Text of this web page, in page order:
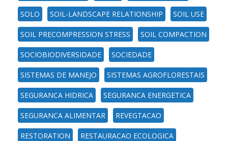
SOLO SOIL-LANDSCAPE RELATIONSHIP SOIL USE
SOIL PRECOMPRESSION STRESS SOIL COMPACTION
SOCIOBIODIVERSIDADE SOCIEDADE
SISTEMAS DE MANEJO SISTEMAS AGROFLORESTAIS
SEGURANCA HIDRICA SEGURANCA ENERGETICA
SEGURANCA ALIMENTAR REVEGTACAO
RESTORATION RESTAURACAO ECOLOGICA